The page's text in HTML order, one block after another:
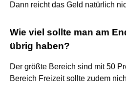
Dann reicht das Geld natürlich
Wie viel sollte man am
übrig haben?
Der größte Bereich sind mit 50
Bereich Freizeit sollte zudem